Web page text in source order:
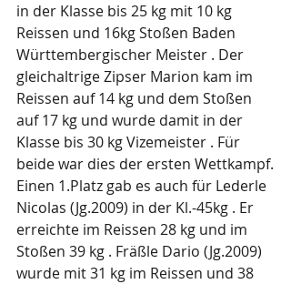
in der Klasse bis 25 kg mit 10 kg
Reissen und 16kg Stoßen Baden
Württembergischer Meister . Der
gleichaltrige Zipser Marion kam im
Reissen auf 14 kg und dem Stoßen
auf 17 kg und wurde damit in der
Klasse bis 30 kg Vizemeister . Für
beide war dies der ersten Wettkampf.
Einen 1.Platz gab es auch für Lederle
Nicolas (Jg.2009) in der Kl.-45kg . Er
erreichte im Reissen 28 kg und im
Stoßen 39 kg . Fräßle Dario (Jg.2009)
wurde mit 31 kg im Reissen und 38